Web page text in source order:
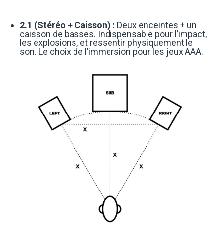
2.1 (Stéréo + Caisson) : Deux enceintes + un
caisson de basses. Indispensable pour l’impact,
les explosions, et ressentir physiquement le
son. Le choix de l’immersion pour les jeux AAA.